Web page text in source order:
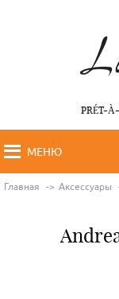
PRÉT-
МЕНЮ
Главная Аксессуары